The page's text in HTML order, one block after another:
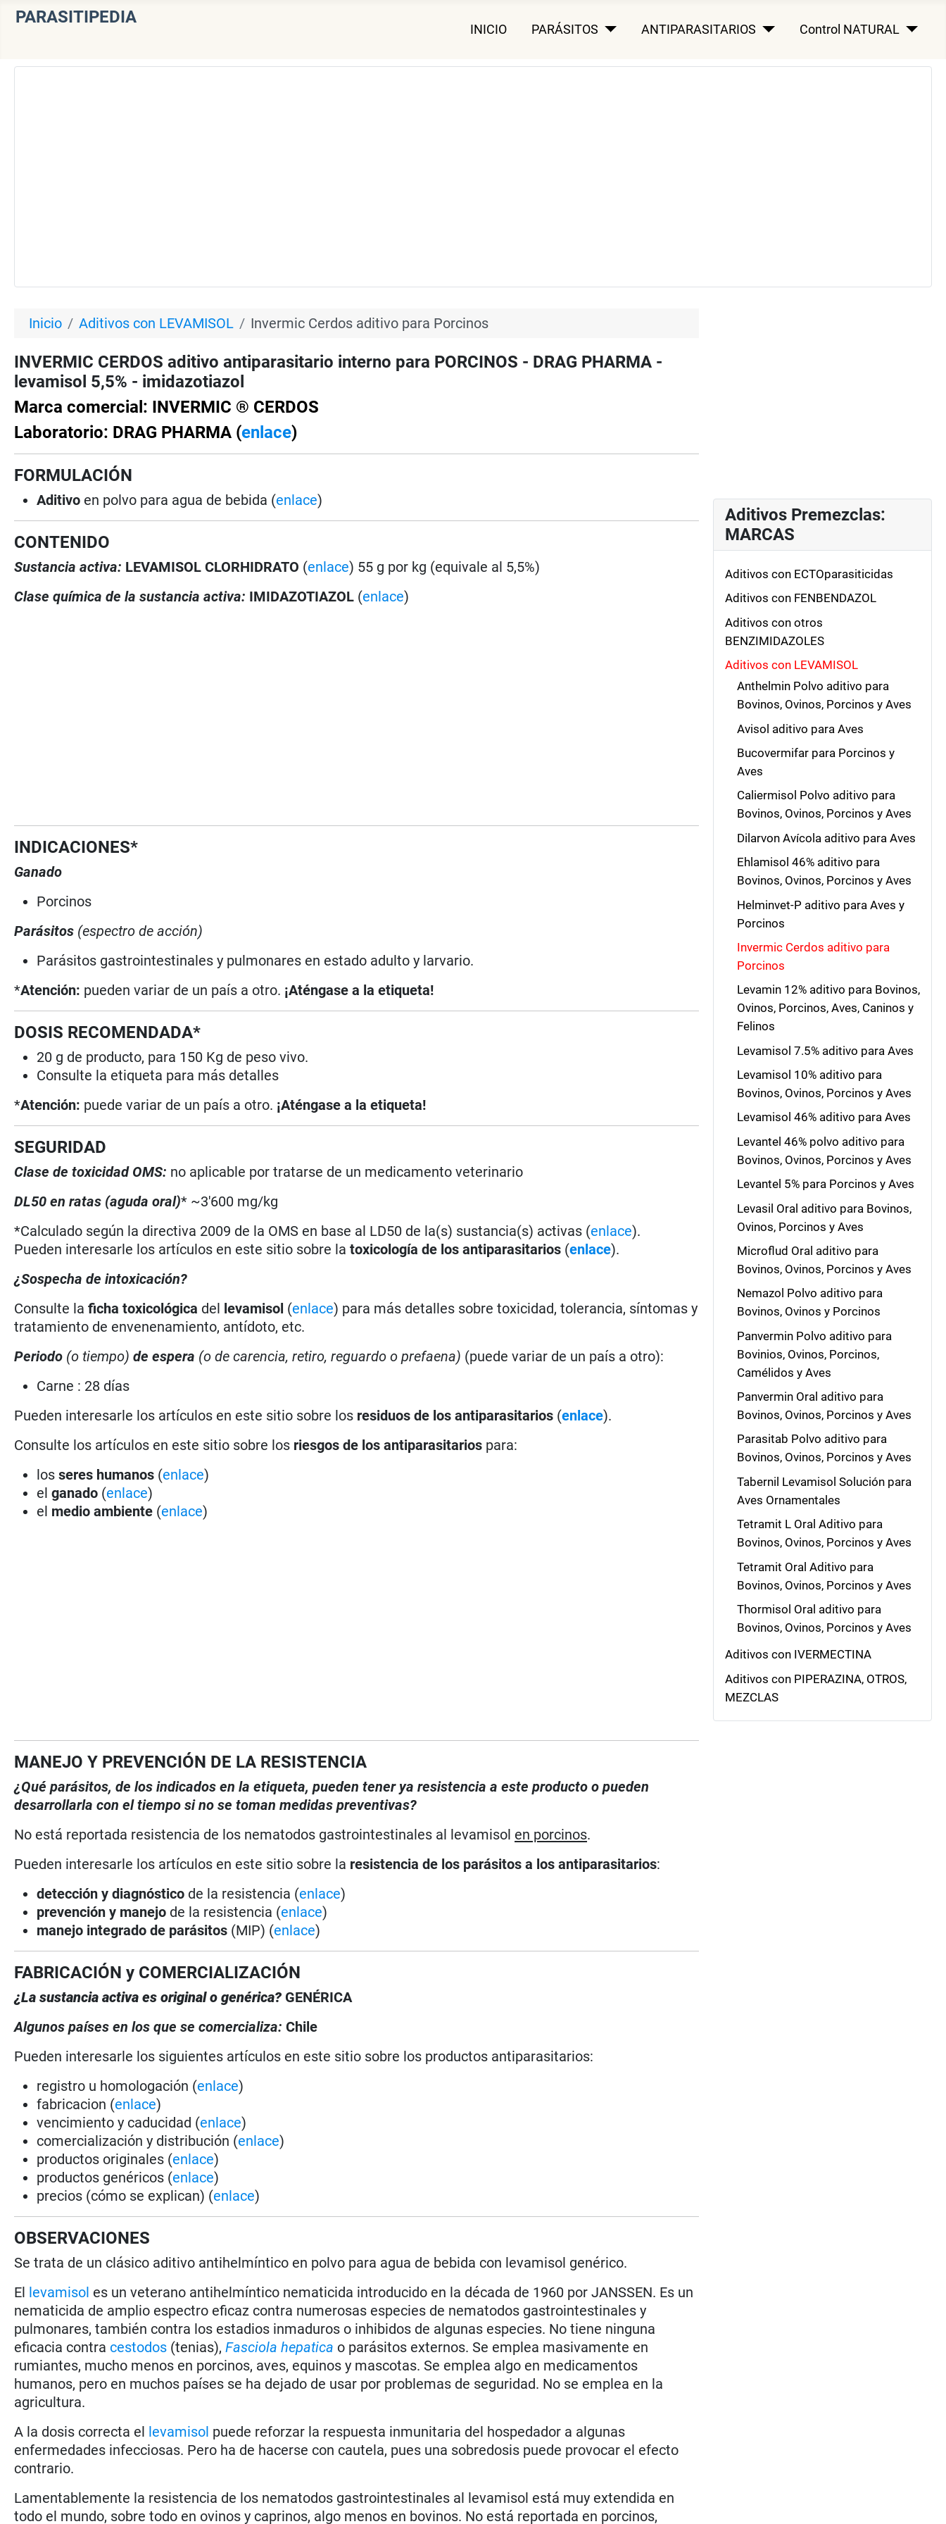
PARASITIPEDIA
INICIO PARÁSITOS ANTIPARASITARIOS Control NATURAL
Inicio Aditivos con LEVAMISOL Invermic Cerdos aditivo para Porcinos
INVERMIC CERDOS aditivo antiparasitario interno para PORCINOS - DRAG PHARMA -
levamisol 5,5% - imidazotiazol
Marca comercial: INVERMIC ® CERDOS
Laboratorio: DRAG PHARMA (enlace)
FORMULACIÓN
Aditivo en polvo para agua de bebida (enlace)
CONTENIDO
Sustancia activa: LEVAMISOL CLORHIDRATO (enlace) 55 g por kg (equivale al 5,5%)
Clase química de la sustancia activa: IMIDAZOTIAZOL (enlace)
INDICACIONES*
Ganado
Porcinos
Parásitos (espectro de acción)
Parásitos gastrointestinales y pulmonares en estado adulto y larvario.
*Atención: pueden variar de un país a otro. ¡Aténgase a la etiqueta!
DOSIS RECOMENDADA*
20 g de producto, para 150 Kg de peso vivo.
Consulte la etiqueta para más detalles
*Atención: puede variar de un país a otro. ¡Aténgase a la etiqueta!
SEGURIDAD
Clase de toxicidad OMS: no aplicable por tratarse de un medicamento veterinario
DL50 en ratas (aguda oral)* ~3'600 mg/kg
*Calculado según la directiva 2009 de la OMS en base al LD50 de la(s) sustancia(s) activas (enlace).
Pueden interesarle los artículos en este sitio sobre la toxicología de los antiparasitarios (enlace).
¿Sospecha de intoxicación?
Consulte laficha toxicológica del levamisol (enlace) para más detalles sobre toxicidad, tolerancia, síntomas y
tratamiento de envenenamiento, antídoto, etc.
Periodo (o tiempo)de espera (o de carencia, retiro, reguardo o prefaena) (puede variar de un país a otro):
Carne : 28 días
Pueden interesarle los artículos en este sitio sobre los residuos de los antiparasitarios (enlace).
Consulte los artículos en este sitio sobre los riesgos de los antiparasitarios para:
losseres humanos (enlace)
elganado (enlace)
el medio ambiente (enlace)
MANEJO Y PREVENCIÓN DE LA RESISTENCIA
¿Qué parásitos, de los indicados en la etiqueta, pueden tener ya resistencia a este producto o pueden
desarrollarla con el tiempo si no se toman medidas preventivas?
No está reportada resistencia de los nematodos gastrointestinales al levamisol en porcinos.
Pueden interesarle los artículos en este sitio sobre la resistencia de los parásitos a los antiparasitarios:
detección y diagnóstico de la resistencia (enlace)
prevención y manejo de la resistencia (enlace)
manejo integrado de parásitos (MIP) (enlace)
FABRICACIÓN y COMERCIALIZACIÓN
¿La sustancia activa es original o genérica? GENÉRICA
Algunos países en los que se comercializa:Chile
Pueden interesarle los siguientes artículos en este sitio sobre los productos antiparasitarios:
registro u homologación (enlace)
fabricacion (enlace)
vencimiento y caducidad (enlace)
comercialización y distribución (enlace)
productos originales (enlace)
productos genéricos (enlace)
precios (cómo se explican) (enlace)
OBSERVACIONES
Se trata de un clásico aditivo antihelmíntico en polvo para agua de bebida con levamisol genérico.
El levamisol es un veterano antihelmíntico nematicida introducido en la década de 1960 por JANSSEN. Es un
nematicida de amplio espectro eficaz contra numerosas especies de nematodos gastrointestinales y
pulmonares, también contra los estadios inmaduros o inhibidos de algunas especies. No tiene ninguna
eficacia contra cestodos (tenias),Fasciola hepatica o parásitos externos. Se emplea masivamente en
rumiantes, mucho menos en porcinos, aves, equinos y mascotas. Se emplea algo en medicamentos
humanos, pero en muchos países se ha dejado de usar por problemas de seguridad. No se emplea en la
agricultura.
A la dosis correcta el levamisol puede reforzar la respuesta inmunitaria del hospedador a algunas
enfermedades infecciosas. Pero ha de hacerse con cautela, pues una sobredosis puede provocar el efecto
contrario.
Lamentablemente la resistencia de los nematodos gastrointestinales al levamisol está muy extendida en
todo el mundo, sobre todo en ovinos y caprinos, algo menos en bovinos. No está reportada en porcinos,
Aditivos Premezclas:
MARCAS
Aditivos con ECTOparasiticidas
Aditivos con FENBENDAZOL
Aditivos con otros
BENZIMIDAZOLES
Aditivos con LEVAMISOL
Anthelmin Polvo aditivo para
Bovinos, Ovinos, Porcinos y Aves
Avisol aditivo para Aves
Bucovermifar para Porcinos y
Aves
Caliermisol Polvo aditivo para
Bovinos, Ovinos, Porcinos y Aves
Dilarvon Avícola aditivo para Aves
Ehlamisol 46% aditivo para
Bovinos, Ovinos, Porcinos y Aves
Helminvet-P aditivo para Aves y
Porcinos
Invermic Cerdos aditivo para
Porcinos
Levamin 12% aditivo para Bovinos,
Ovinos, Porcinos, Aves, Caninos y
Felinos
Levamisol 7.5% aditivo para Aves
Levamisol 10% aditivo para
Bovinos, Ovinos, Porcinos y Aves
Levamisol 46% aditivo para Aves
Levantel 46% polvo aditivo para
Bovinos, Ovinos, Porcinos y Aves
Levantel 5% para Porcinos y Aves
Levasil Oral aditivo para Bovinos,
Ovinos, Porcinos y Aves
Microflud Oral aditivo para
Bovinos, Ovinos, Porcinos y Aves
Nemazol Polvo aditivo para
Bovinos, Ovinos y Porcinos
Panvermin Polvo aditivo para
Bovinios, Ovinos, Porcinos,
Camélidos y Aves
Panvermin Oral aditivo para
Bovinos, Ovinos, Porcinos y Aves
Parasitab Polvo aditivo para
Bovinos, Ovinos, Porcinos y Aves
Tabernil Levamisol Solución para
Aves Ornamentales
Tetramit L Oral Aditivo para
Bovinos, Ovinos, Porcinos y Aves
Tetramit Oral Aditivo para
Bovinos, Ovinos, Porcinos y Aves
Thormisol Oral aditivo para
Bovinos, Ovinos, Porcinos y Aves
Aditivos con IVERMECTINA
Aditivos con PIPERAZINA, OTROS,
MEZCLAS